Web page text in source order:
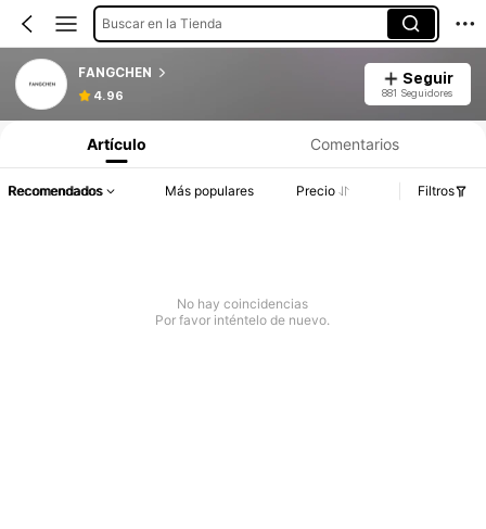
Buscar en la Tienda
FANGCHEN
4.96
Seguir
881 Seguidores
Artículo Comentarios
Recomendados Más populares Precio Filtros
No hay coincidencias
Por favor inténtelo de nuevo.